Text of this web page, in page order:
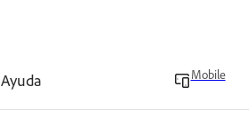
Ayuda Mobile
Efectos para imágenes